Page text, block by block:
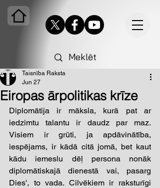
Eiropas ārpolitikas krīze
Taisnība Raksta
Jun 27
Diplomātija ir māksla, kurā pat ar
iedzimtu talantu ir daudz par maz.
Visiem ir grūti, ja apdāvinātība,
iespējams, ir kādā citā jomā, bet kaut
kādu iemeslu dēļ persona nonāk
diplomātiskajā dienestā vai, pasarg
Dies', to vada. Cilvēkiem ir raksturīgi